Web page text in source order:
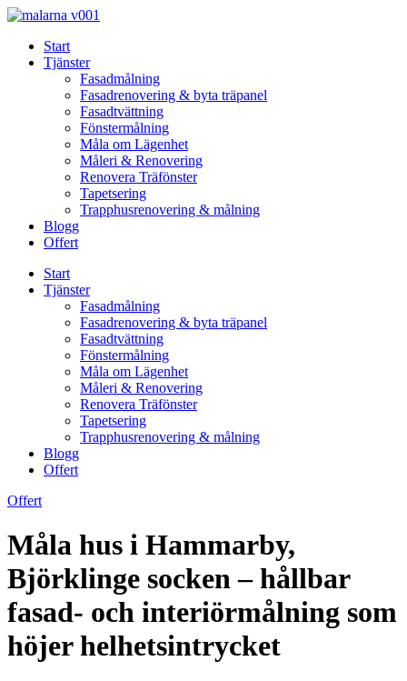
Skip
contentStart
Tjänster
Fasadmålning
Fasadrenovering & byta träpanel
Fasadtvättning
Fönstermålning
Måla om Lägenhet
Måleri & Renovering
Renovera Träfönster
Tapetsering
Trapphusrenovering & målning
Blogg
Offert
Start
Tjänster
Fasadmålning
Fasadrenovering & byta träpanel
Fasadtvättning
Fönstermålning
Måla om Lägenhet
Måleri & Renovering
Renovera Träfönster
Tapetsering
Trapphusrenovering & målning
Blogg
Offert
Offert
Måla hus i Hammarby,
Björklinge socken – hållbar
fasad- och interiörmålning som
höjer helhetsintrycket